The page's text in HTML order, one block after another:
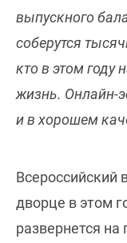
выпускного
соберутся
кто в этом году
жизнь. Онлайн-
и в хорошем
Всероссийский
дворце в этом
развернется